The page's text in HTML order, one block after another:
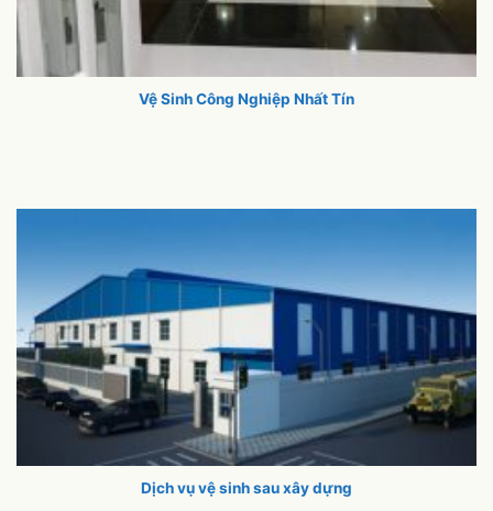
Vệ Sinh Công Nghiệp Nhất Tín
Dịch vụ vệ sinh sau xây dựng